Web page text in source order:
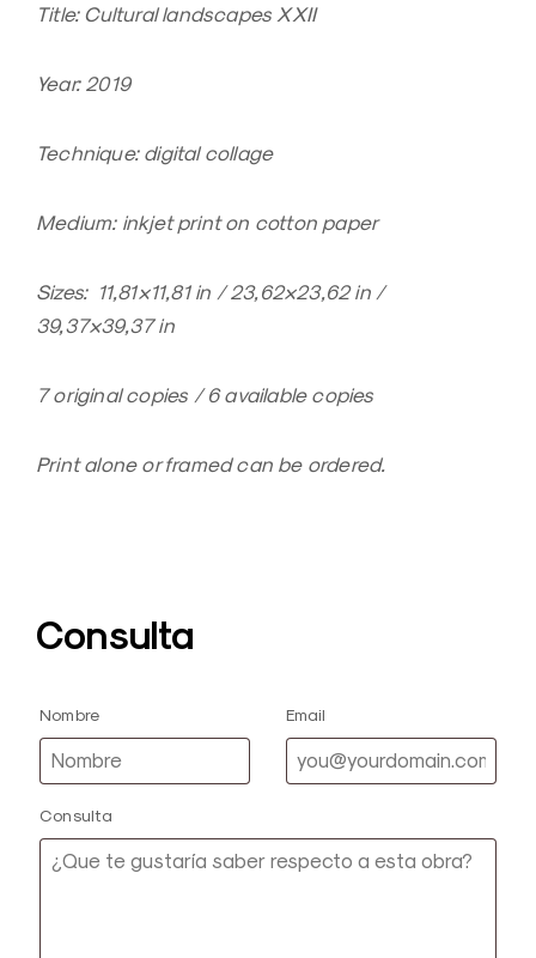
Title: Cultural landscapes XXII
Year: 2019
Technique: digital collage
Medium: inkjet print on cotton paper
Sizes: 11,81×11,81 in / 23,62×23,62 in /
39,37×39,37 in
7 original copies / 6 available copies
Print alone or framed can be ordered.
Consulta
Nombre Email
Consulta